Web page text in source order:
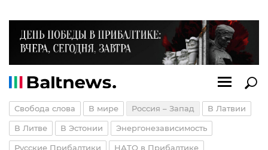
Свобода слова В мире Россия – Запад В Латвии
В Литве В Эстонии Энергонезависимость
Русские Прибалтики НАТО в Прибалтике